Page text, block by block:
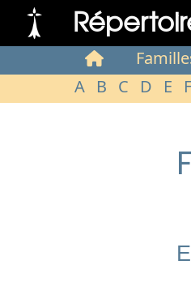
A B C D E F